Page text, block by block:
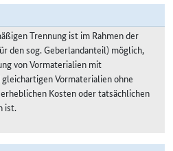
Trennung ist im Rahmen der
den sog. Geberlandanteil) möglich,
von Vormaterialien mit
Vormaterialien ohne
Kosten oder tatsächlichen
ist.